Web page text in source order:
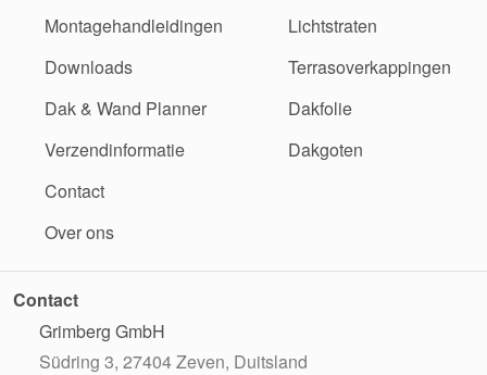
Montagehandleidingen
Downloads
Dak & Wand Planner
Verzendinformatie
Contact
Over ons
Lichtstraten
Terrasoverkappingen
Dakfolie
Dakgoten
Contact
Grimberg GmbH
Südring 3, 27404 Zeven, Duitsland